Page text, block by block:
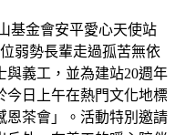
基金會安平愛心天使站
弱勢長輩走過孤苦無依
與義工，並為建站20週年
今日上午在熱門文化地標
恩茶會」。活動特別邀請